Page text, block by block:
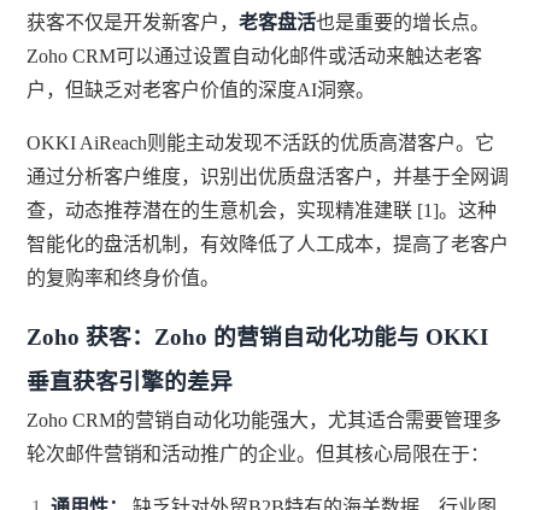
获客不仅是开发新客户，老客盘活也是重要的增长点。
Zoho CRM可以通过设置自动化邮件或活动来触达老客
户，但缺乏对老客户价值的深度AI洞察。
OKKI AiReach则能主动发现不活跃的优质高潜客户。它
通过分析客户维度，识别出优质盘活客户，并基于全网调
查，动态推荐潜在的生意机会，实现精准建联 [1]。这种
智能化的盘活机制，有效降低了人工成本，提高了老客户
的复购率和终身价值。
Zoho 获客：Zoho 的营销自动化功能与 OKKI
垂直获客引擎的差异
Zoho CRM的营销自动化功能强大，尤其适合需要管理多
轮次邮件营销和活动推广的企业。但其核心局限在于：